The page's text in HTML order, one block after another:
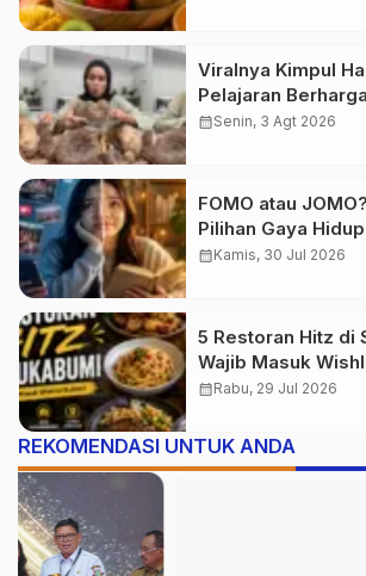
Viralnya Kimpul
Pelajaran
Pangan Lokal
calendar_monthSenin, 3 Agt 2026
FOMO atau
Pilihan Gaya
Generasi Muda
calendar_monthKamis, 30 Jul 2026
5 Restoran Hitz di
Wajib Masuk
calendar_monthRabu, 29 Jul 2026
REKOMENDASI UNTUK ANDA